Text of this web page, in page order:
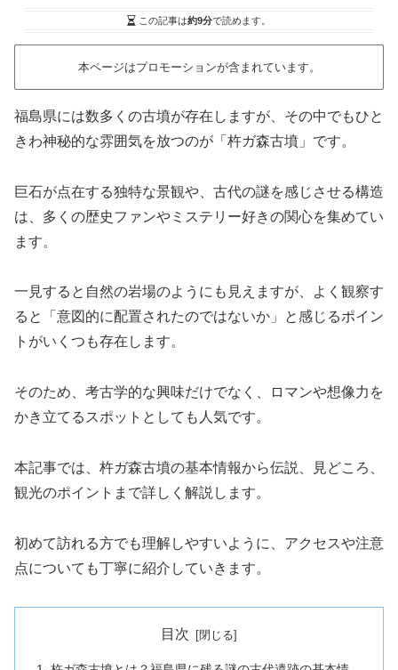
この記事は約9分で読めます。
本ページはプロモーションが含まれています。
福島県には数多くの古墳が存在しますが、その中でもひと
きわ神秘的な雰囲気を放つのが「杵ガ森古墳」です。
巨石が点在する独特な景観や、古代の謎を感じさせる構造
は、多くの歴史ファンやミステリー好きの関心を集めてい
ます。
一見すると自然の岩場のようにも見えますが、よく観察す
ると「意図的に配置されたのではないか」と感じるポイン
トがいくつも存在します。
そのため、考古学的な興味だけでなく、ロマンや想像力を
かき立てるスポットとしても人気です。
本記事では、杵ガ森古墳の基本情報から伝説、見どころ、
観光のポイントまで詳しく解説します。
初めて訪れる方でも理解しやすいように、アクセスや注意
点についても丁寧に紹介していきます。
目次